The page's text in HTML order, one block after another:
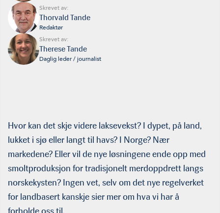
Skrevet av:
Thorvald Tande
Redaktør
Skrevet av:
Therese Tande
Daglig leder / journalist
Hvor kan det skje videre laksevekst? I dypet, på land,
lukket i sjø eller langt til havs? I Norge? Nær
markedene? Eller vil de nye løsningene ende opp med
smoltproduksjon for tradisjonelt merdoppdrett langs
norskekysten? Ingen vet, selv om det nye regelverket
for landbasert kanskje sier mer om hva vi har å